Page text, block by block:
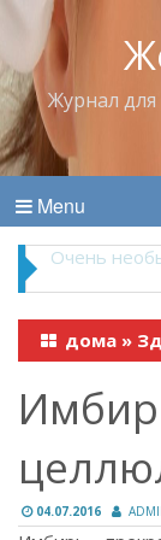
Журнал
Menu
Владимир
дома »
04.07.2016